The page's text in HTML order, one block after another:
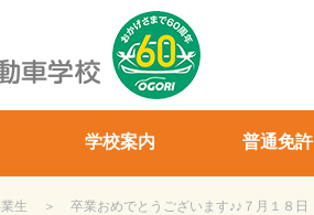
学校案内 普通免許
生 卒業おめでとうございます♪♪７月１８日